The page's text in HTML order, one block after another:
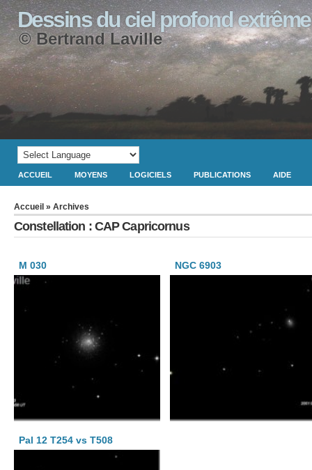
Dessins du ciel profond extrême
© Bertrand Laville
ACCUEIL MOYENS LOGICIELS PUBLICATIONS AIDE
Accueil » Archives
Constellation : CAP Capricornus
M 030 NGC 6903
Pal 12 T254 vs T508